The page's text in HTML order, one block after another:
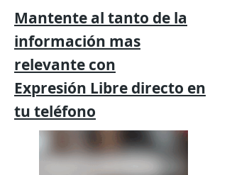
Mantente al tanto de la
información mas
relevante con
Expresión Libre directo en
tu teléfono